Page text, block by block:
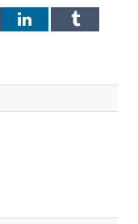
LinkedInTumblr